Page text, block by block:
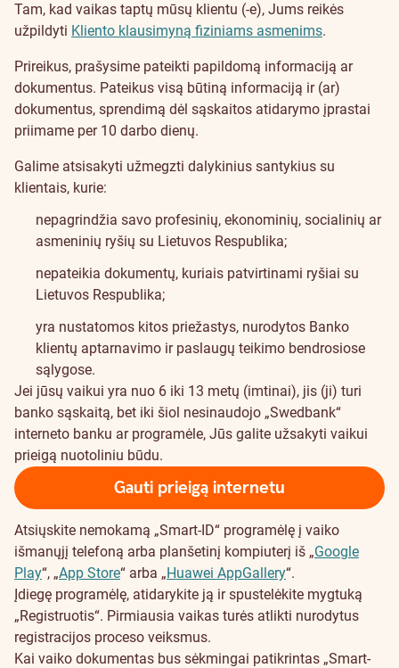
Tam, kad vaikas taptų mūsų klientu (-e), Jums reikės
užpildyti Kliento klausimyną fiziniams asmenims.
Prireikus, prašysime pateikti papildomą informaciją ar
dokumentus. Pateikus visą būtiną informaciją ir (ar)
dokumentus, sprendimą dėl sąskaitos atidarymo įprastai
priimame per 10 darbo dienų.
Galime atsisakyti užmegzti dalykinius santykius su
klientais, kurie:
nepagrindžia savo profesinių, ekonominių, socialinių ar
asmeninių ryšių su Lietuvos Respublika;
nepateikia dokumentų, kuriais patvirtinami ryšiai su
Lietuvos Respublika;
yra nustatomos kitos priežastys, nurodytos Banko
klientų aptarnavimo ir paslaugų teikimo bendrosiose
sąlygose.
Jei jūsų vaikui yra nuo 6 iki 13 metų (imtinai), jis (ji) turi
banko sąskaitą, bet iki šiol nesinaudojo „Swedbank“
interneto banku ar programėle, Jūs galite užsakyti vaikui
prieigą nuotoliniu būdu.
Gauti prieigą internetu
Atsiųskite nemokamą „Smart-ID“ programėlę į vaiko
išmanųjį telefoną arba planšetinį kompiuterį iš „Google
Play“, „App Store“ arba „Huawei AppGallery“.
Įdiegę programėlę, atidarykite ją ir spustelėkite mygtuką
„Registruotis“. Pirmiausia vaikas turės atlikti nurodytus
registracijos proceso veiksmus.
Kai vaiko dokumentas bus sėkmingai patikrintas „Smart-